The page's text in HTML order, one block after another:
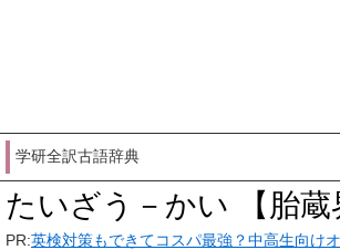
学研全訳古語辞典
たいざう－かい 【胎蔵
PR:英検対策もできてコスパ最強？中高生向け